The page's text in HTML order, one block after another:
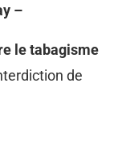
–
le tabagisme
de